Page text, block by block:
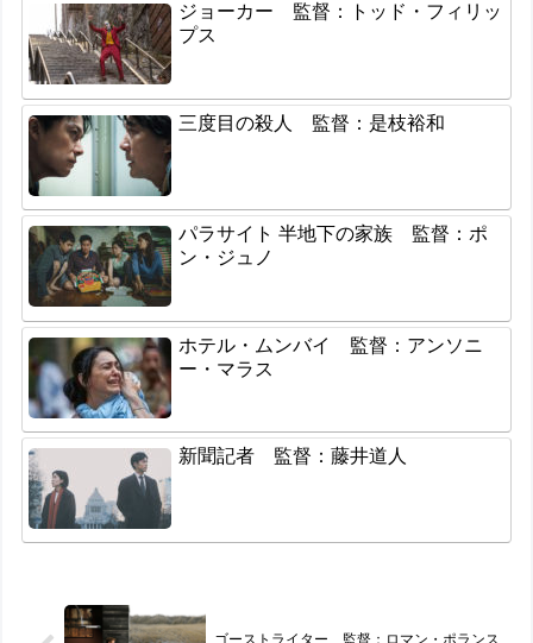
ジョーカー 監督：トッド・フィリッ
プス
三度目の殺人 監督：是枝裕和
パラサイト 半地下の家族 監督：ポ
ン・ジュノ
ホテル・ムンバイ 監督：アンソニ
ー・マラス
新聞記者 監督：藤井道人
ゴーストライター 監督：ロマン・ポランス